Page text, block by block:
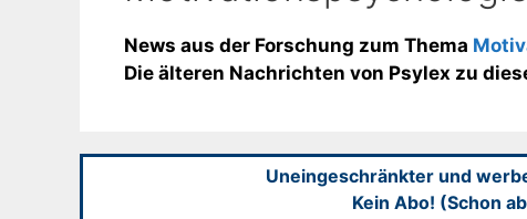
News aus der Forschung zum Thema
Die älteren Nachrichten von Psylex zu
Uneingeschränkter und
Kein Abo! (Schon